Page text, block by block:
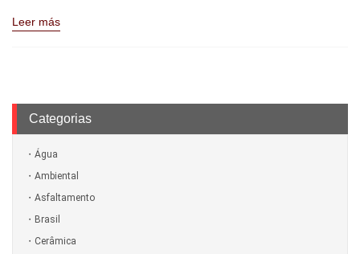
Leer más
Categorias
Água
Ambiental
Asfaltamento
Brasil
Cerâmica